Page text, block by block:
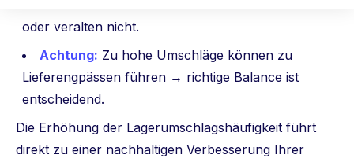
oder veralten nicht.
Achtung: Zu hohe Umschläge können zu
Lieferengpässen führen → richtige Balance ist
entscheidend.
Die Erhöhung der Lagerumschlagshäufigkeit führt
direkt zu einer nachhaltigen Verbesserung Ihrer